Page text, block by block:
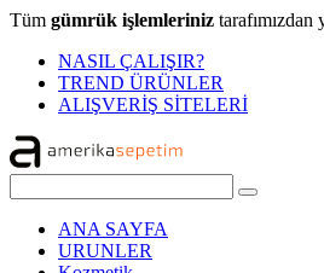
Tüm gümrük işlemleriniz tarafımızdan
NASIL ÇALIŞIR?
TREND ÜRÜNLER
ALIŞVERİŞ SİTELERİ
ANA SAYFA
URUNLER